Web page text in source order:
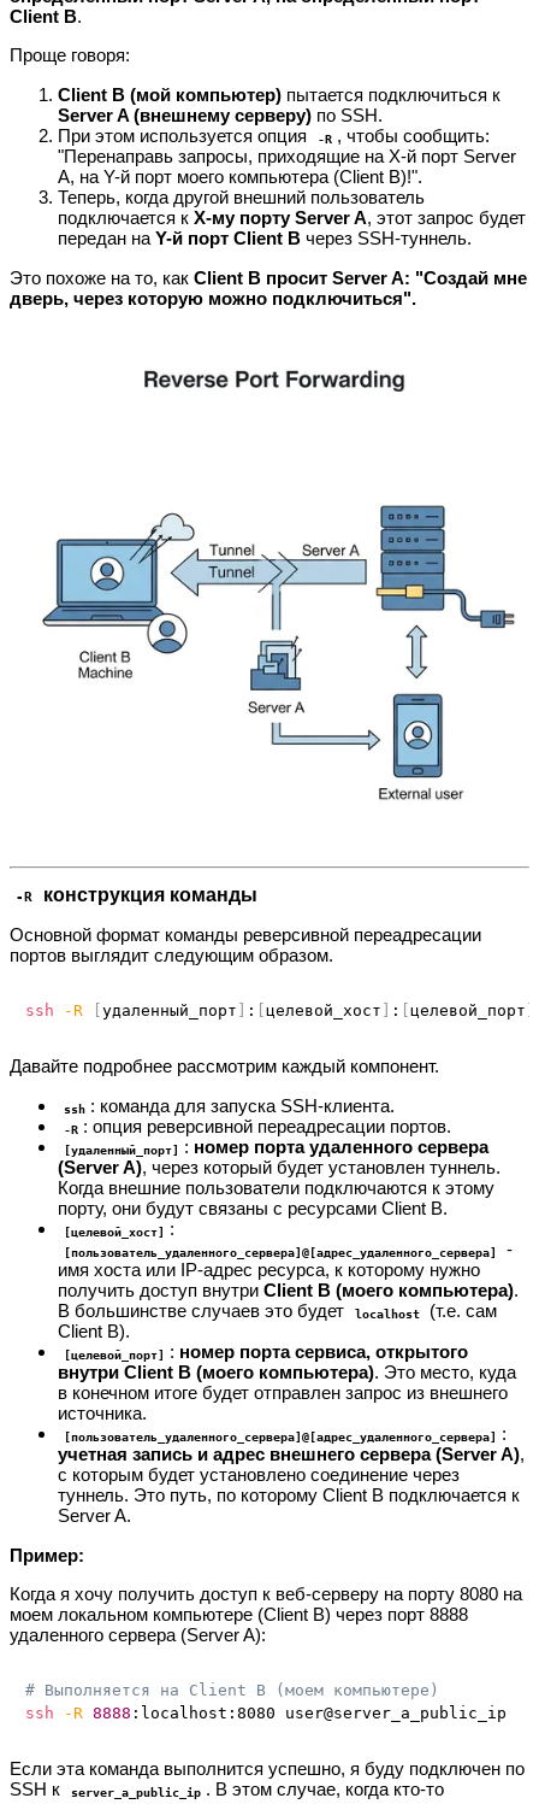
Client B.
Проще говоря:
Client B (мой компьютер) пытается подключиться к
Server A (внешнему серверу) по SSH.
При этом используется опция
-R , чтобы сообщить:
"Перенаправь запросы, приходящие на X-й порт Server
A, на Y-й порт моего компьютера (Client B)!".
Теперь, когда другой внешний пользователь
подключается к X-му порту Server A, этот запрос будет
передан на Y-й порт Client B через SSH-туннель.
Это похоже на то, как Client B просит Server A: "Создай мне
дверь, через которую можно подключиться".
-R
конструкция команды
Основной формат команды реверсивной переадресации
портов выглядит следующим образом.
ssh -R удаленный_порт : целевой_хост : целевой_порт
Давайте подробнее рассмотрим каждый компонент.
ssh : команда для запуска SSH-клиента.
-R : опция реверсивной переадресации портов.
[удаленный_порт] : номер порта удаленного сервера
(Server A), через который будет установлен туннель.
Когда внешние пользователи подключаются к этому
порту, они будут связаны с ресурсами Client B.
[целевой_хост] :
[пользователь_удаленного_сервера]@[адрес_удаленного_сервера]
-
имя хоста или IP-адрес ресурса, к которому нужно
получить доступ внутри Client B (моего компьютера).
В большинстве случаев это будет
localhost
(т.е. сам
Client B).
[целевой_порт] : номер порта сервиса, открытого
внутри Client B (моего компьютера). Это место, куда
в конечном итоге будет отправлен запрос из внешнего
источника.
[пользователь_удаленного_сервера]@[адрес_удаленного_сервера] :
учетная запись и адрес внешнего сервера (Server A),
с которым будет установлено соединение через
туннель. Это путь, по которому Client B подключается к
Server A.
Пример:
Когда я хочу получить доступ к веб-серверу на порту 8080 на
моем локальном компьютере (Client B) через порт 8888
удаленного сервера (Server A):
# Выполняется на Client B (моем компьютере)
ssh
-R 8888
Если эта команда выполнится успешно, я буду подключен по
SSH к
server_a_public_ip . В этом случае, когда кто-то